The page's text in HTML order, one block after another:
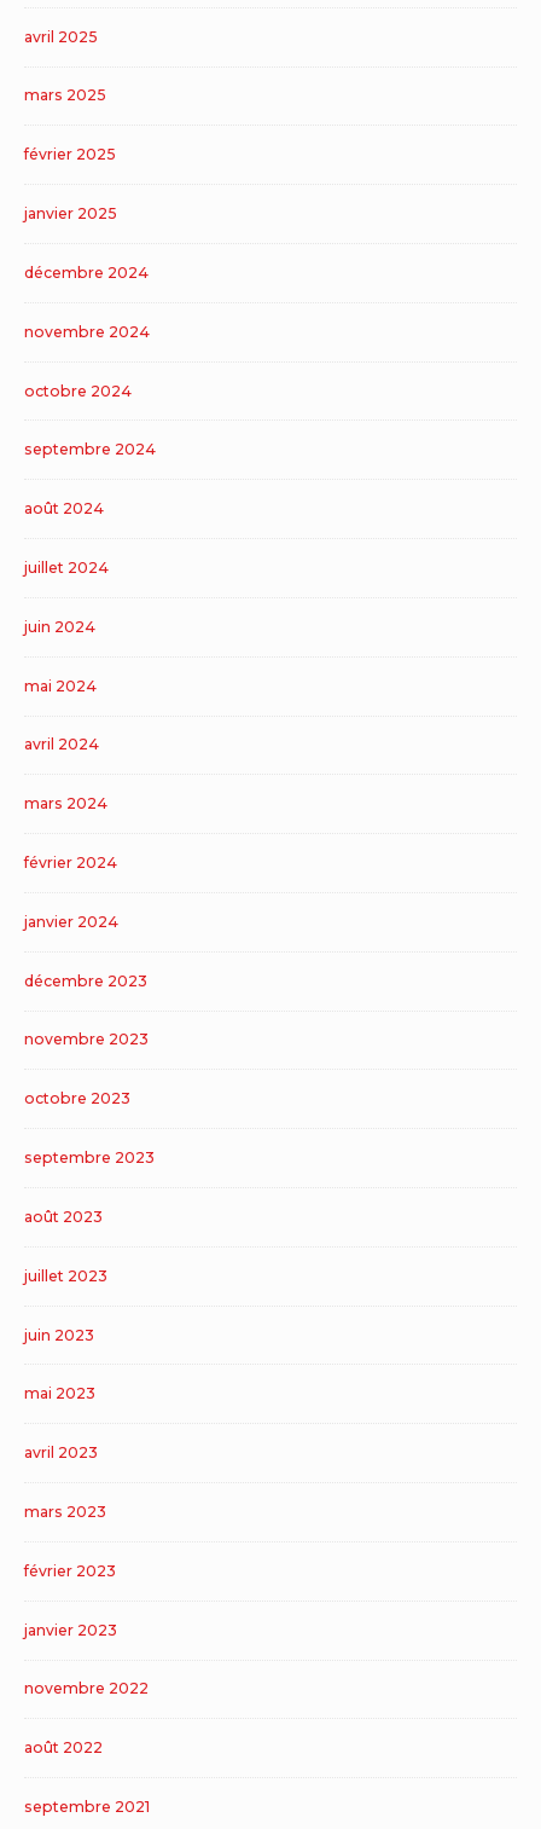
avril 2025
mars 2025
février 2025
janvier 2025
décembre 2024
novembre 2024
octobre 2024
septembre 2024
août 2024
juillet 2024
juin 2024
mai 2024
avril 2024
mars 2024
février 2024
janvier 2024
décembre 2023
novembre 2023
octobre 2023
septembre 2023
août 2023
juillet 2023
juin 2023
mai 2023
avril 2023
mars 2023
février 2023
janvier 2023
novembre 2022
août 2022
septembre 2021